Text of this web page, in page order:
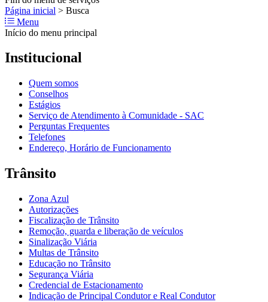
Página inicial > Busca
Menu
Início do menu principal
Institucional
Quem somos
Conselhos
Estágios
Serviço de Atendimento à Comunidade - SAC
Perguntas Frequentes
Telefones
Endereço, Horário de Funcionamento
Trânsito
Zona Azul
Autorizações
Fiscalização de Trânsito
Remoção, guarda e liberação de veículos
Sinalização Viária
Multas de Trânsito
Educação no Trânsito
Segurança Viária
Credencial de Estacionamento
Indicação de Principal Condutor e Real Condutor